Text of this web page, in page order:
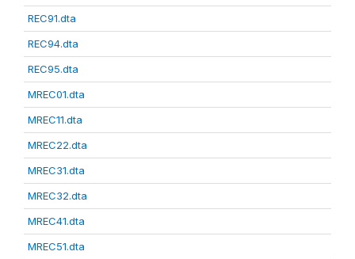
REC91.dta
REC94.dta
REC95.dta
MREC01.dta
MREC11.dta
MREC22.dta
MREC31.dta
MREC32.dta
MREC41.dta
MREC51.dta